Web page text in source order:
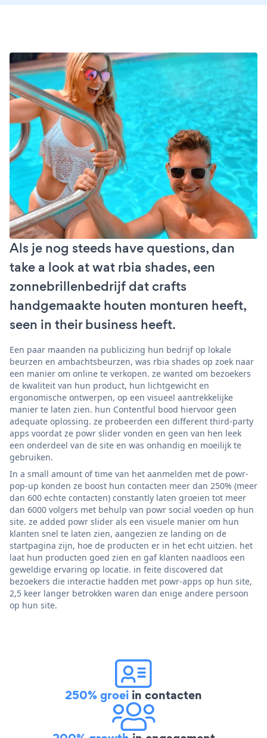
Als je nog steeds have questions, dan
take a look at wat rbia shades, een
zonnebrillenbedrijf dat crafts
handgemaakte houten monturen heeft,
seen in their business heeft.
Een paar maanden na publicizing hun bedrijf op lokale
beurzen en ambachtsbeurzen, was rbia shades op zoek naar
een manier om online te verkopen. ze wanted om bezoekers
de kwaliteit van hun product, hun lichtgewicht en
ergonomische ontwerpen, op een visueel aantrekkelijke
manier te laten zien. hun Contentful bood hiervoor geen
adequate oplossing. ze probeerden een different third-party
apps voordat ze powr slider vonden en geen van hen leek
een onderdeel van de site en was onhandig en moeilijk te
gebruiken.
In a small amount of time van het aanmelden met de powr-
pop-up konden ze boost hun contacten meer dan 250% (meer
dan 600 echte contacten) constantly laten groeien tot meer
dan 6000 volgers met behulp van powr social voeden op hun
site. ze added powr slider als een visuele manier om hun
klanten snel te laten zien, aangezien ze landing on de
startpagina zijn, hoe de producten er in het echt uitzien. het
laat hun producten goed zien en gaf klanten naadloos een
geweldige ervaring op locatie. in feite discovered dat
bezoekers die interactie hadden met powr-apps op hun site,
2,5 keer langer betrokken waren dan enige andere persoon
op hun site.
250% groei in contacten